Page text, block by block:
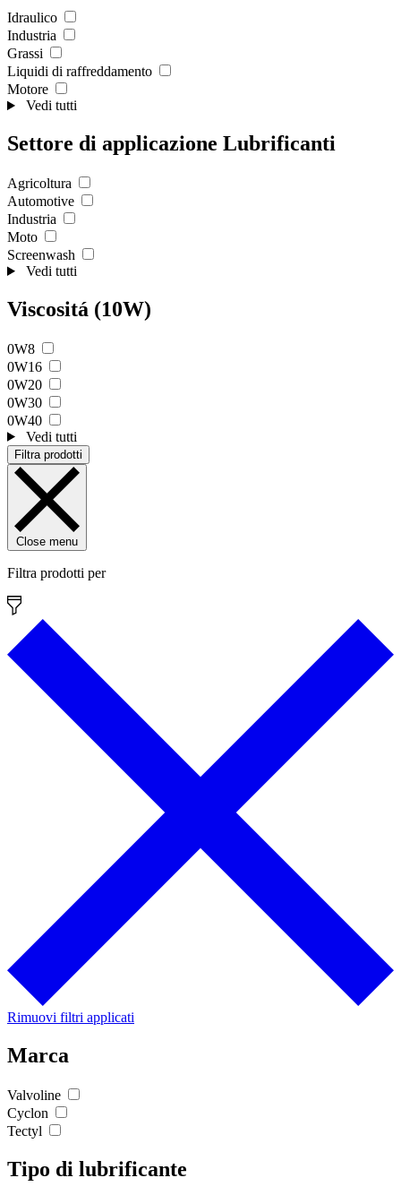
Idraulico
Industria
Grassi
Liquidi di raffreddamento
Motore
Vedi tutti
Settore di applicazione Lubrificanti
Agricoltura
Automotive
Industria
Moto
Screenwash
Vedi tutti
Viscositá (10W)
0W8
0W16
0W20
0W30
0W40
Vedi tutti
Filtra prodotti
Close menu
Filtra prodotti per
Rimuovi filtri applicati
Marca
Valvoline
Cyclon
Tectyl
Tipo di lubrificante